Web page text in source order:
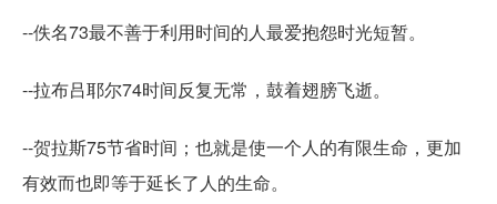
--佚名73最不善于利用时间的人最爱抱怨时光短暂。
--拉布吕耶尔74时间反复无常，鼓着翅膀飞逝。
--贺拉斯75节省时间；也就是使一个人的有限生命，更加
有效而也即等于延长了人的生命。